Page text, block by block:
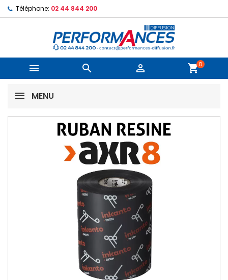
Téléphone: 02 44 844 200
   shopping_cart0
MENU